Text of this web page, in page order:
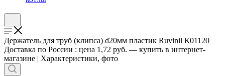
Держатель для труб (клипса) d20мм пластик Ruvinil К01120
Доставка по России : цена 1,72 руб. — купить в интернет-
магазине | Характеристики, фото